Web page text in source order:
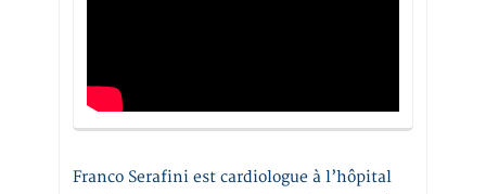
Franco Serafini est cardiologue à l’hôpital